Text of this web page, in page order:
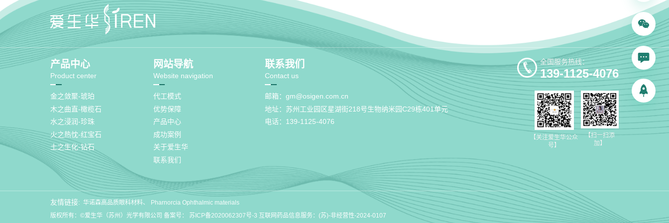
产品中心
Product center
金之敛聚-琥珀
木之曲直-橄榄石
水之浸润-珍珠
火之热忱-红宝石
土之生化-钻石
网站导航
Website navigation
代工模式
优势保障
产品中心
成功案例
关于爱生华
联系我们
联系我们
Contact us
邮箱：gm@osigen.com.cn
地址：苏州工业园区星湖街218号生物纳米园C29栋401单元
电话：139-1125-4076
全国服务热线：
139-1125-4076
【关注爱生华公众
号】
【扫一扫添
加】
友情链接: 华诺森高品质眼科材料
Pharnorcia Ophthalmic materials
版权所有：©爱生华（苏州）光学有限公司 备案号： 苏ICP备2020062307号-3 互联网药品信息服务：(苏)-非经营性-2024-0107